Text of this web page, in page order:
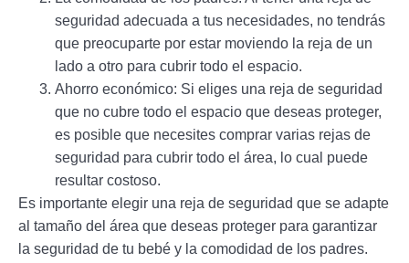
seguridad adecuada a tus necesidades, no tendrás
que preocuparte por estar moviendo la reja de un
lado a otro para cubrir todo el espacio.
Ahorro económico: Si eliges una reja de seguridad
que no cubre todo el espacio que deseas proteger,
es posible que necesites comprar varias rejas de
seguridad para cubrir todo el área, lo cual puede
resultar costoso.
Es importante elegir una reja de seguridad que se adapte
al tamaño del área que deseas proteger para garantizar
la seguridad de tu bebé y la comodidad de los padres.